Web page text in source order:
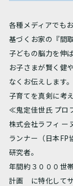
各種メディアでも
基づくお家の『間
子どもの脳力を伸
お子さまが賢く健
なくお伝えします。
子育てを真剣に考
≪鬼定佳世氏 プロ
株式会社ラフィ ー
ランナー（日本
研究者。
年間約３０００世
計画 に特化して